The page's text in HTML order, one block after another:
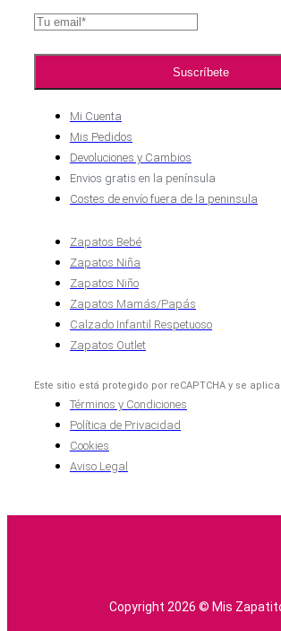
Mi Cuenta
Mis Pedidos
Devoluciones y Cambios
Envios gratis en la península
Costes de envío fuera de la peninsula
Zapatos Bebé
Zapatos Niña
Zapatos Niño
Zapatos Mamás/Papás
Calzado Infantil Respetuoso
Zapatos Outlet
Este sitio está protegido por reCAPTCHA y se
Términos y Condiciones
Política de Privacidad
Cookies
Aviso Legal
Copyright 2026 © Mis